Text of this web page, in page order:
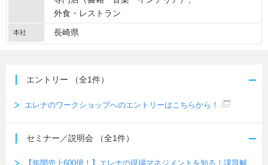
外食・レストラン
本社 長崎県
エントリー （全1件）
エレナのワークショップへのエントリーはこちらから！
セミナー／説明会 （全1件）
【年間売上600億！】エレナの現場マネジメントを知る！課題解